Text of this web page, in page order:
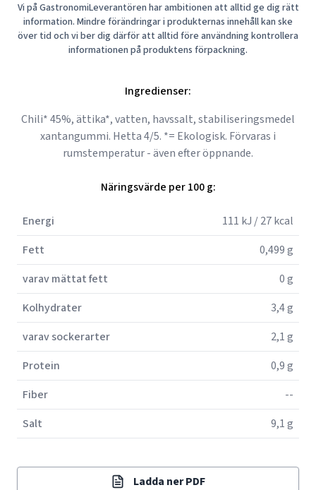
Vi på GastronomiLeverantören har ambitionen att alltid ge dig rätt
information. Mindre förändringar i produkternas innehåll kan ske
över tid och vi ber dig därför att alltid före användning kontrollera
informationen på produktens förpackning.
Ingredienser:
Chili* 45%, ättika*, vatten, havssalt, stabiliseringsmedel
xantangummi. Hetta 4/5. *= Ekologisk. Förvaras i
rumstemperatur - även efter öppnande.
Näringsvärde per 100 g:
Energi
111 kJ / 27 kcal
Fett
0,499 g
varav mättat fett
0 g
Kolhydrater
3,4 g
varav sockerarter
2,1 g
Protein
0,9 g
Fiber
--
Salt
9,1 g
Ladda ner PDF